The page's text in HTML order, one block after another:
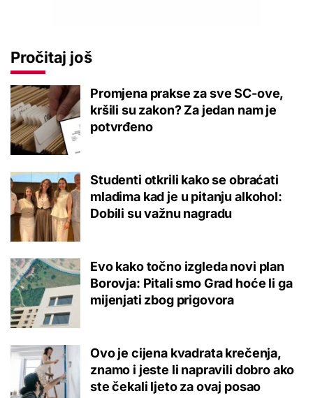
Pročitaj još
Promjena prakse za sve SC-ove,
kršili su zakon? Za jedan nam je
potvrđeno
Studenti otkrili kako se obraćati
mladima kad je u pitanju alkohol:
Dobili su važnu nagradu
Evo kako točno izgleda novi plan
Borovja: Pitali smo Grad hoće li ga
mijenjati zbog prigovora
Ovo je cijena kvadrata krečenja,
znamo i jeste li napravili dobro ako
ste čekali ljeto za ovaj posao